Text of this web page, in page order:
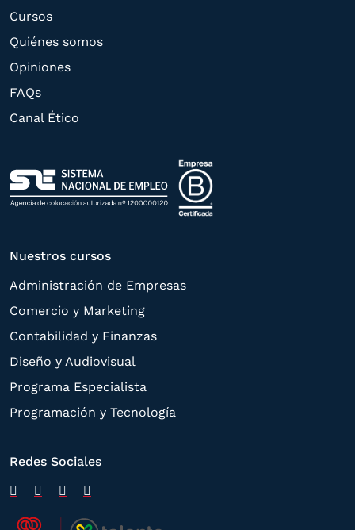
oferta de productos y servicios de acuerdo
a su petición. Quedan reconocidos los
Cursos
Quiénes somos
Opiniones
FAQs
Canal Ético
Nuestros cursos
Administración de Empresas
Comercio y Marketing
Contabilidad y Finanzas
Diseño y Audiovisual
Programa Especialista
Programación y Tecnología
Redes Sociales